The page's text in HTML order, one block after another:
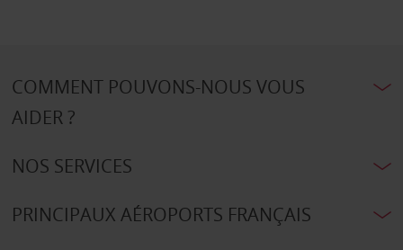
COMMENT POUVONS-NOUS VOUS
AIDER ?
NOS SERVICES
PRINCIPAUX AÉROPORTS FRANÇAIS